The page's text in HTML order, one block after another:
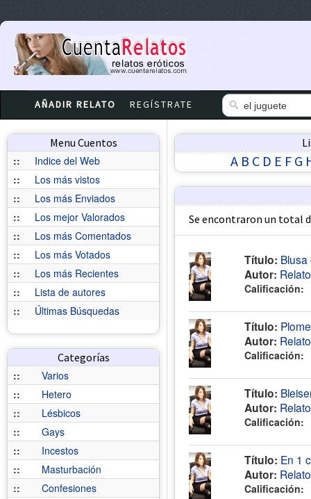
AÑADIR RELATO REGÍSTRATE
Menu Cuentos
::
Indice del Web
::
Los más vistos
::
Los más Enviados
::
Los mejor Valorados
::
Los más Comentados
::
Los más Votados
::
Los más Recientes
::
Lista de autores
::
Últimas Búsquedas
Categorías
::
Varios
::
Hetero
::
Lésbicos
::
Gays
::
Incestos
::
Masturbación
::
Confesiones
A B C D E F G
Se encontraron un total
Título:
Autor:
Calificación:
Título:
Autor:
Calificación:
Título:
Autor:
Calificación:
Título: En 1
Autor:
Calificación: